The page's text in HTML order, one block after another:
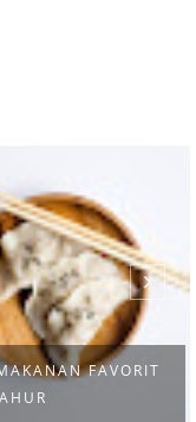
FAVORIT